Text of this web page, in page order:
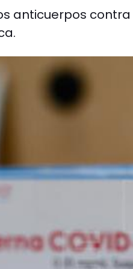
anticuerpos